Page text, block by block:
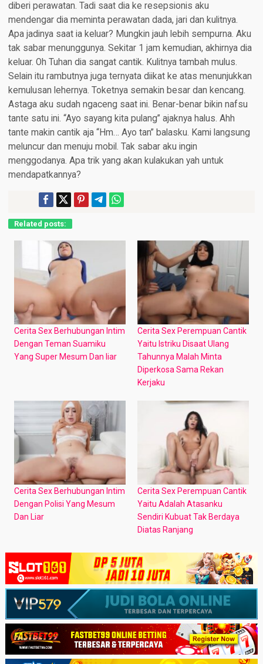
diberi perawatan. Tadi saat dia ke resepsionis aku
mendengar dia meminta perawatan dada, jari dan kulitnya.
Apa jadinya saat ia keluar? Mungkin jauh lebih sempurna. Aku
tak sabar menunggunya. Sekitar 1 jam kemudian, akhirnya dia
keluar. Oh Tuhan dia sangat cantik. Kulitnya tambah mulus.
Selain itu rambutnya juga ternyata diikat ke atas menunjukkan
kemulusan lehernya. Toketnya semakin besar dan kencang.
Astaga aku sudah ngaceng saat ini. Benar-benar bikin nafsu
tante satu ini. “Ayo sayang kita pulang” ajaknya halus. Ahh
tante makin cantik aja “Hm… Ayo tan” balasku. Kami langsung
meluncur dan menuju mobil. Tak sabar aku ingin
menggodanya. Apa trik yang akan kulakukan yah untuk
mendapatkannya?
Related posts:
Cerita Sex Berhubungan Intim
Dengan Teman Suamiku
Yang Super Mesum Dan liar
Cerita Sex Perempuan Cantik
Yaitu Istriku Disaat Ulang
Tahunnya Malah Minta
Diperkosa Sama Rekan
Kerjaku
Cerita Sex Berhubungan Intim
Dengan Polisi Yang Mesum
Dan Liar
Cerita Sex Perempuan Cantik
Yaitu Adalah Atasanku
Sendiri Kubuat Tak Berdaya
Diatas Ranjang